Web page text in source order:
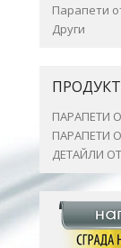
Парапети
Други
ПАРАПЕТИ
ПАРАПЕТИ
ДЕТАЙЛИ